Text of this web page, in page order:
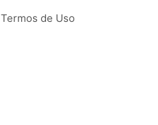
Termos de Uso